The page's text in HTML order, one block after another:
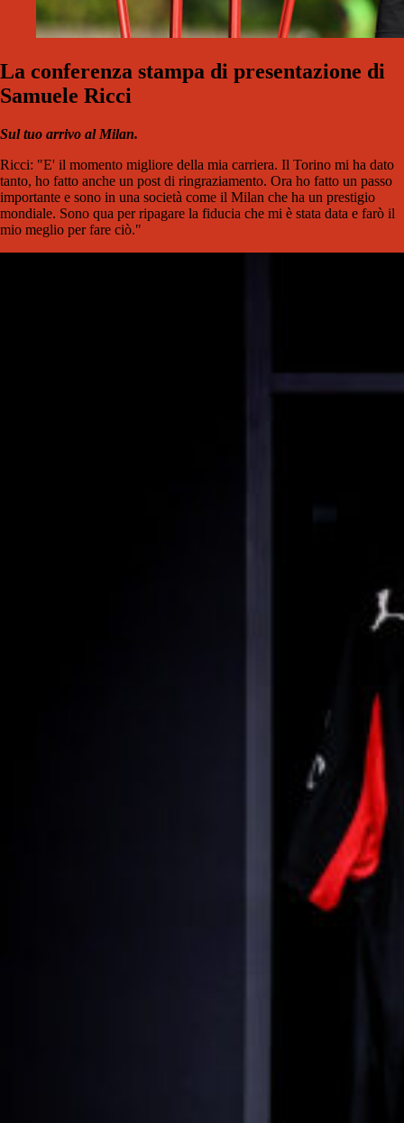
La conferenza stampa di presentazione di
Samuele Ricci
Sul tuo arrivo al Milan.
Ricci: "E' il momento migliore della mia carriera. Il Torino mi ha dato
tanto, ho fatto anche un post di ringraziamento. Ora ho fatto un passo
importante e sono in una società come il Milan che ha un prestigio
mondiale. Sono qua per ripagare la fiducia che mi è stata data e farò il
mio meglio per fare ciò."